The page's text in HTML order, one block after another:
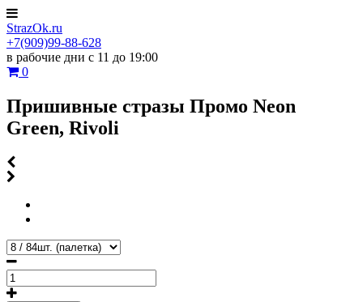
StrazOk.ru
+7(909)99-88-628
в рабочие дни с 11 до 19:00
0
Пришивные стразы Промо Neon
Green, Rivoli